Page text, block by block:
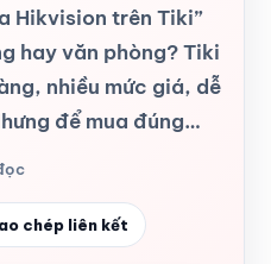
Hikvision trên Tiki”
hay văn phòng? Tiki
nhiều mức giá, dễ
để mua đúng…
chép liên kết